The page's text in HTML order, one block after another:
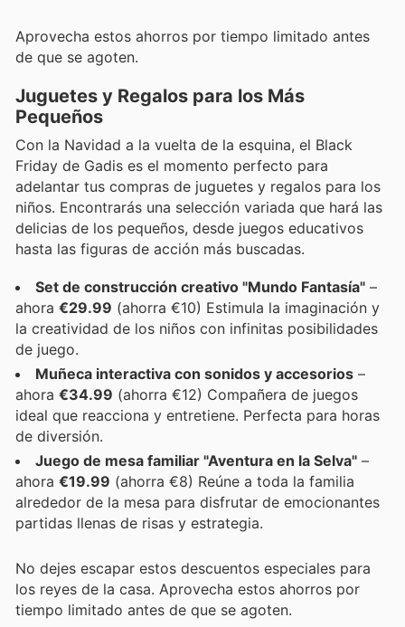
Aprovecha estos ahorros por tiempo limitado antes
de que se agoten.
Juguetes y Regalos para los Más
Pequeños
Con la Navidad a la vuelta de la esquina, el Black
Friday de Gadis es el momento perfecto para
adelantar tus compras de juguetes y regalos para los
niños. Encontrarás una selección variada que hará las
delicias de los pequeños, desde juegos educativos
hasta las figuras de acción más buscadas.
Set de construcción creativo "Mundo Fantasía" –
ahora €29.99 (ahorra €10) Estimula la imaginación y
la creatividad de los niños con infinitas posibilidades
de juego.
Muñeca interactiva con sonidos y accesorios –
ahora €34.99 (ahorra €12) Compañera de juegos
ideal que reacciona y entretiene. Perfecta para horas
de diversión.
Juego de mesa familiar "Aventura en la Selva" –
ahora €19.99 (ahorra €8) Reúne a toda la familia
alrededor de la mesa para disfrutar de emocionantes
partidas llenas de risas y estrategia.
No dejes escapar estos descuentos especiales para
los reyes de la casa. Aprovecha estos ahorros por
tiempo limitado antes de que se agoten.